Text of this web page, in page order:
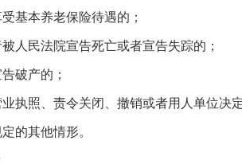
本养老保险待遇的；
民法院宣告死亡或者宣告失踪的；
破产的；
照、责令关闭、撤销或者用人单位决定
的其他情形。